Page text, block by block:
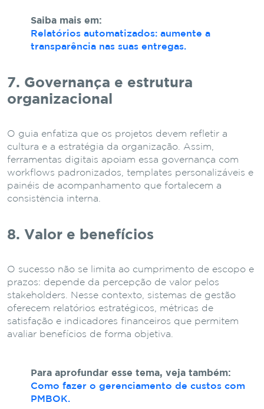
Saiba mais em:
Relatórios automatizados: aumente a
transparência nas suas entregas.
7. Governança e estrutura
organizacional
O guia enfatiza que os projetos devem refletir a
cultura e a estratégia da organização. Assim,
ferramentas digitais apoiam essa governança com
workflows padronizados, templates personalizáveis e
painéis de acompanhamento que fortalecem a
consistência interna.
8. Valor e benefícios
O sucesso não se limita ao cumprimento de escopo e
prazos: depende da percepção de valor pelos
stakeholders. Nesse contexto, sistemas de gestão
oferecem relatórios estratégicos, métricas de
satisfação e indicadores financeiros que permitem
avaliar benefícios de forma objetiva.
Para aprofundar esse tema, veja também:
Como fazer o gerenciamento de custos com
PMBOK.